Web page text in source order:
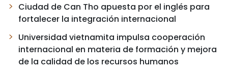
Ciudad de Can Tho apuesta por el inglés para
fortalecer la integración internacional
Universidad vietnamita impulsa cooperación
internacional en materia de formación y mejora
de la calidad de los recursos humanos